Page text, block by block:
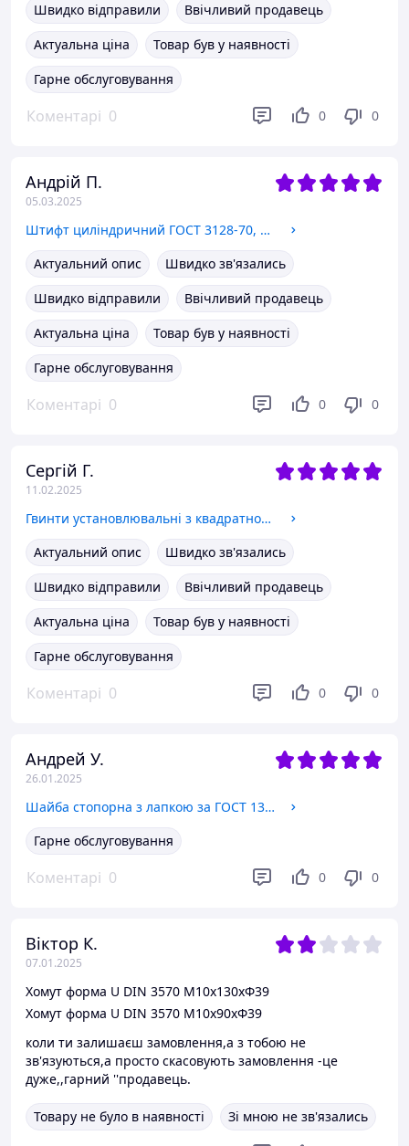
Швидко відправили
Ввічливий продавець
Актуальна ціна
Товар був у наявності
Гарне обслуговування
Коментарі 0 0 0
Андрій П.
05.03.2025
Штифт циліндричний ГОСТ 3128-70, Ф12х70
Актуальний опис
Швидко зв'язались
Швидко відправили
Ввічливий продавець
Актуальна ціна
Товар був у наявності
Гарне обслуговування
Коментарі 0 0 0
Сергій Г.
11.02.2025
Гвинти установлювальні з квадратною головкою та циліндричним кінцем ГОСТ 1482-84 М12х30
Актуальний опис
Швидко зв'язались
Швидко відправили
Ввічливий продавець
Актуальна ціна
Товар був у наявності
Гарне обслуговування
Коментарі 0 0 0
Андрей У.
26.01.2025
Шайба стопорна з лапкою за ГОСТ 13465-77 Ф6
Гарне обслуговування
Коментарі 0 0 0
Віктор К.
07.01.2025
Хомут форма U DIN 3570 М10х130хФ39
Хомут форма U DIN 3570 М10х90хФ39
коли ти залишаєш замовлення,а з тобою не
зв'язуються,а просто скасовують замовлення -це
дуже,,гарний ''продавець.
Товару не було в наявності Зі мною не зв'язались